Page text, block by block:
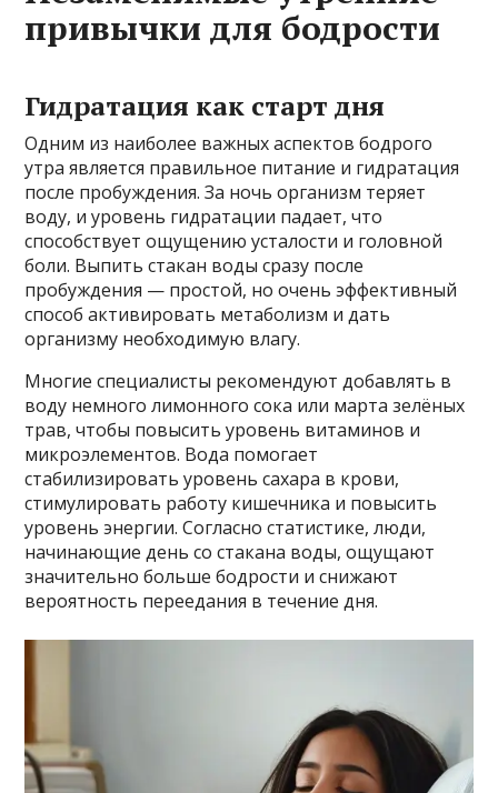
привычки для бодрости
Гидратация как старт дня
Одним из наиболее важных аспектов бодрого
утра является правильное питание и гидратация
после пробуждения. За ночь организм теряет
воду, и уровень гидратации падает, что
способствует ощущению усталости и головной
боли. Выпить стакан воды сразу после
пробуждения — простой, но очень эффективный
способ активировать метаболизм и дать
организму необходимую влагу.
Многие специалисты рекомендуют добавлять в
воду немного лимонного сока или марта зелёных
трав, чтобы повысить уровень витаминов и
микроэлементов. Вода помогает
стабилизировать уровень сахара в крови,
стимулировать работу кишечника и повысить
уровень энергии. Согласно статистике, люди,
начинающие день со стакана воды, ощущают
значительно больше бодрости и снижают
вероятность переедания в течение дня.